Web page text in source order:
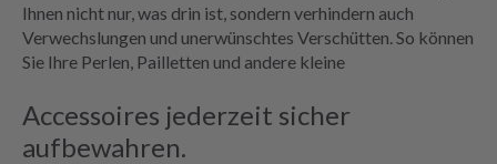
Ihnen nicht nur, was drin ist, sondern verhindern auch
Verwechslungen und unerwünschtes Verschütten. So können
Sie Ihre Perlen, Pailletten und andere kleine
Accessoires jederzeit sicher
aufbewahren.